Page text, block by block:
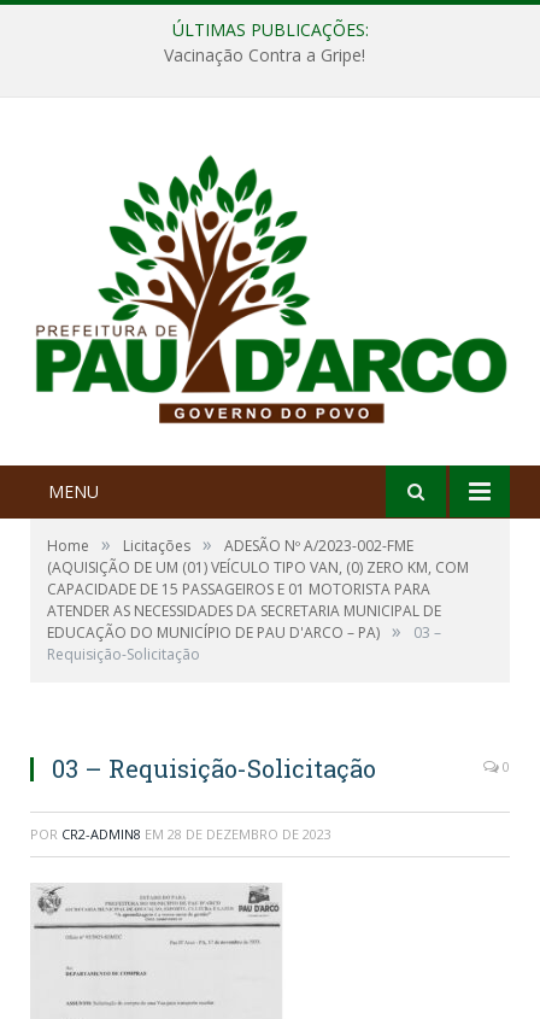
ÚLTIMAS PUBLICAÇÕES:
Vacinação Contra a Gripe!
MENU
Home » Licitações »
ADESÃO Nº A/2023-002-FME
(AQUISIÇÃO DE UM (01) VEÍCULO TIPO VAN, (0) ZERO KM, COM
CAPACIDADE DE 15 PASSAGEIROS E 01 MOTORISTA PARA
ATENDER AS NECESSIDADES DA SECRETARIA MUNICIPAL DE
EDUCAÇÃO DO MUNICÍPIO DE PAU D'ARCO – PA) »
03 –
Requisição-Solicitação
03 – Requisição-Solicitação 0
POR CR2-ADMIN8 EM 28 DE DEZEMBRO DE 2023